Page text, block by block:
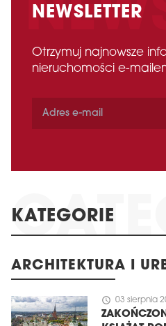
NEWSLETTER
Otrzymuj najnowsze
nieruchomości e-
KATEGORIE
ARCHITEKTURA I
schedule 03 sierpnia